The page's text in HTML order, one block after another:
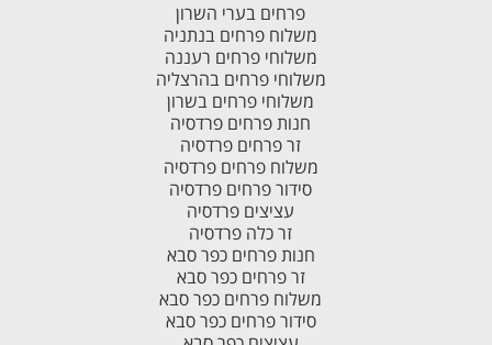
פרחים בערי השרון
משלוח פרחים בנתניה
משלוחי פרחים רעננה
משלוחי פרחים בהרצליה
משלוחי פרחים בשרון
חנות פרחים פרדסיה
זר פרחים פרדסיה
משלוח פרחים פרדסיה
סידור פרחים פרדסיה
עציצים פרדסיה
זר כלה פרדסיה
חנות פרחים כפר סבא
זר פרחים כפר סבא
משלוח פרחים כפר סבא
סידור פרחים כפר סבא